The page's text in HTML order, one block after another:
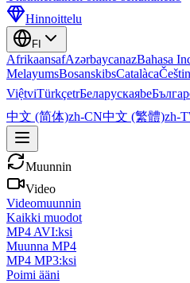
Hinnoittelu
FI
AfrikaansafAzərbaycanazBahasa
MelayumsBosanskibsCatalàca
ViệtviTürkçetrБеларускаяbe
中文 (简体)zh-CN中文 (繁體)zh-
Muunnin
Video
Videomuunnin
Kaikki muodot
MP4 AVI:ksi
Muunna MP4
MP4 MP3:ksi
Poimi ääni